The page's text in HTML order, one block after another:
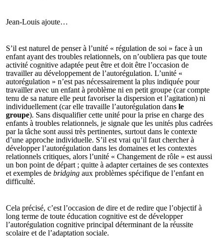
Jean-Louis ajoute…
S’il est naturel de penser à l’unité « régulation de soi » face à un
enfant ayant des troubles relationnels, on n’oubliera pas que toute
activité cognitive adaptée peut être et doit être l’occasion de
travailler au développement de l’autorégulation. L’unité «
autorégulation » n’est pas nécessairement la plus indiquée pour
travailler avec un enfant à problème ni en petit groupe (car compte
tenu de sa nature elle peut favoriser la dispersion et l’agitation) ni
individuellement (car elle travaille l’autorégulation dans le
groupe). Sans disqualifier cette unité pour la prise en charge des
enfants à troubles relationnels, je signale que les unités plus cadrées
par la tâche sont aussi très pertinentes, surtout dans le contexte
d’une approche individuelle. S’il est vrai qu’il faut chercher à
développer l’autorégulation dans les domaines et les contextes
relationnels critiques, alors l’unité « Changement de rôle » est aussi
un bon point de départ ; quitte à adapter certaines de ses contextes
et exemples de bridging aux problèmes spécifique de l’enfant en
difficulté.
Cela précisé, c’est l’occasion de dire et de redire que l’objectif à
long terme de toute éducation cognitive est de développer
l’autorégulation cognitive principal déterminant de la réussite
scolaire et de l’adaptation sociale.